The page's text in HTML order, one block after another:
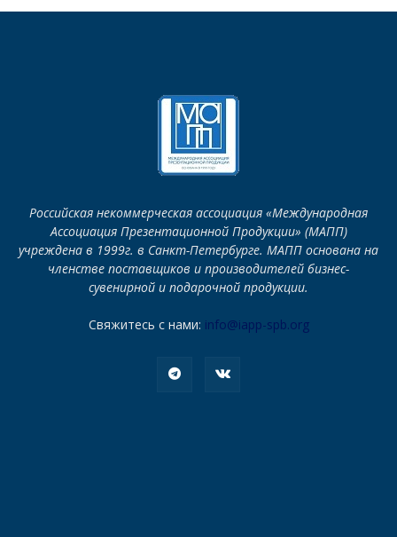
Российская некоммерческая ассоциация «Международная
Ассоциация Презентационной Продукции» (МАПП)
учреждена в 1999г. в Санкт-Петербурге. МАПП основана на
членстве поставщиков и производителей бизнес-
сувенирной и подарочной продукции.
Свяжитесь с нами: info@iapp-spb.org